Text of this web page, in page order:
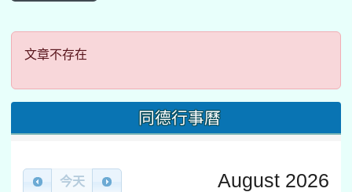
文章不存在
文章不存在
同德行事曆
今天 August 2026